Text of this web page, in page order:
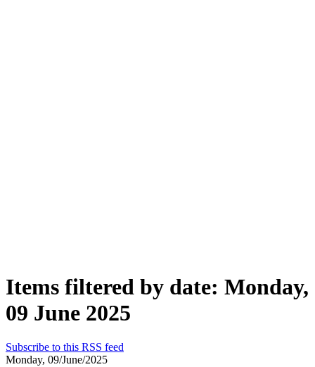
Items filtered by date: Monday,
09 June 2025
Subscribe to this RSS feed
Monday, 09/June/2025